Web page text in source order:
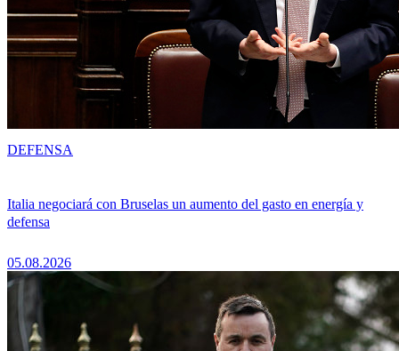
Italia negociará con Bruselas un aumento del gasto en energía y
defensa
05.08.2026
DEFENSA